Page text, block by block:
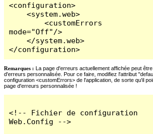
<configuration>
    <system.web>
        <customErrors
mode="Off"/>
    </system.web>
</configuration>
Remarques : La page d'erreurs actuellement affichée peut
d'erreurs personnalisée. Pour ce faire, modifiez l'attribut
configuration <customErrors> de l'application, de sorte qu'il
page d'erreurs personnalisée !
<!-- Fichier de configuration
Web.Config -->